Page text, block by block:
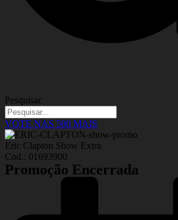
Pesquisar
VOTE NAS 500 MAIS
Eric Clapton Show Extra
Cod.: 01693900
Promoção Encerrada